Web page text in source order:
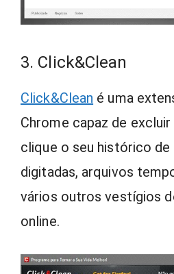
3. Click&Clean
Click&Clean é uma
Chrome capaz de
clique o seu histórico de
digitadas, arquivos
vários outros vestígios
online.